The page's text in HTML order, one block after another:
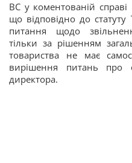
ВС у коментованій справі
що відповідно до
питання щодо
тільки за рішенням
товариства не має
вирішення питань про
директора.